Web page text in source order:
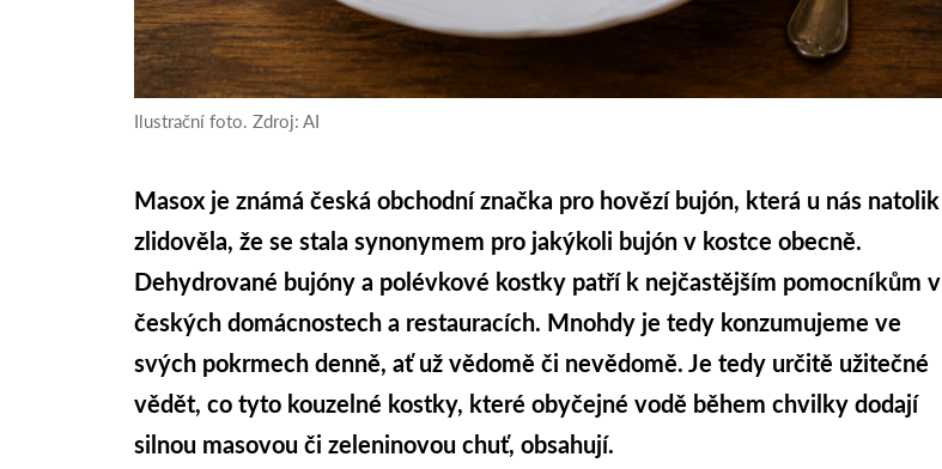
Ilustrační foto. Zdroj: AI
Masox je známá česká obchodní značka pro hovězí bujón, která u nás natolik
zlidověla, že se stala synonymem pro jakýkoli bujón v kostce obecně.
Dehydrované bujóny a polévkové kostky patří k nejčastějším pomocníkům v
českých domácnostech a restauracích. Mnohdy je tedy konzumujeme ve
svých pokrmech denně, ať už vědomě či nevědomě. Je tedy určitě užitečné
vědět, co tyto kouzelné kostky, které obyčejné vodě během chvilky dodají
silnou masovou či zeleninovou chuť, obsahují.